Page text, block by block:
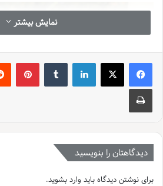
نمایش بیشتر
لینکدین ‫تامبلر
چاپ
دیدگاهتان را بنویسید
برای نوشتن دیدگاه باید وارد بشوید.